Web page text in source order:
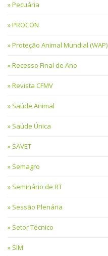
Pecuária
PROCON
Proteção Animal Mundial (WAP)
Recesso Final de Ano
Revista CFMV
Saúde Animal
Saúde Única
SAVET
Semagro
Seminário de RT
Sessão Plenária
Setor Técnico
SIM